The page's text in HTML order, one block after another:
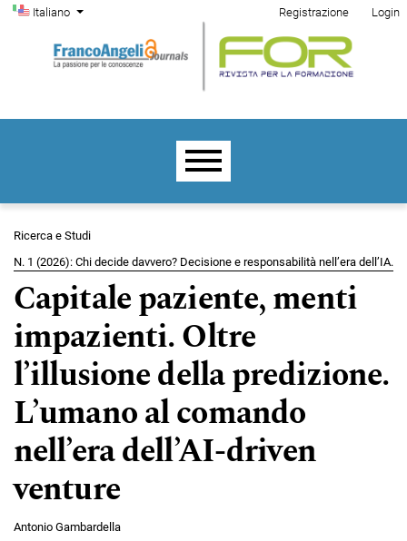
Salta al menu principale di navigazione
Salta al contenuto principale
Salta al piè di pagina del sito
Cambia la lingua. La lingua corrente è:
Italiano
Menu di amministrazione
Registrazione Login
Menu principale
Ricerca e Studi
N. 1 (2026): Chi decide davvero? Decisione e responsabilità nell’era dell’IA.
Capitale paziente, menti
impazienti. Oltre
l’illusione della predizione.
L’umano al comando
nell’era dell’AI-driven
venture
Antonio Gambardella